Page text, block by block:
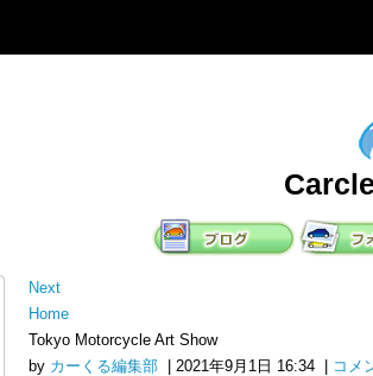
Next
Home
Tokyo Motorcycle Art Show
by カーくる編集部 | 2021年9月1日 16:34 |
コメ